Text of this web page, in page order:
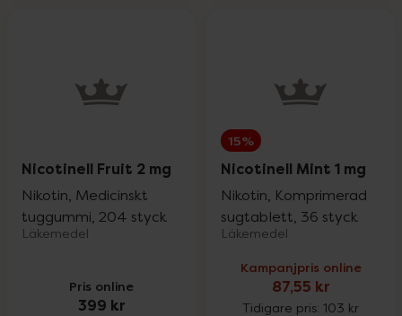
Nicotinell Fruit 2 mg
Nikotin, Medicinskt
tuggummi, 204 styck
Läkemedel
Pris online
399 kr
15%
Nicotinell Mint 1 mg
Nikotin, Komprimerad
sugtablett, 36 styck
Läkemedel
Kampanjpris online
87,55 kr
Tidigare pris: 103 kr